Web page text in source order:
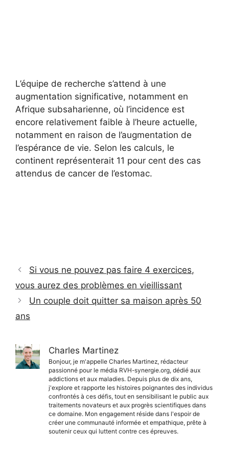
L’équipe de recherche s’attend à une
augmentation significative, notamment en
Afrique subsaharienne, où l’incidence est
encore relativement faible à l’heure actuelle,
notamment en raison de l’augmentation de
l’espérance de vie. Selon les calculs, le
continent représenterait 11 pour cent des cas
attendus de cancer de l’estomac.
Si vous ne pouvez pas faire 4 exercices,
vous aurez des problèmes en vieillissant
Un couple doit quitter sa maison après 50
ans
Charles Martinez
Bonjour, je m'appelle Charles Martinez, rédacteur
passionné pour le média RVH-synergie.org, dédié aux
addictions et aux maladies. Depuis plus de dix ans,
j'explore et rapporte les histoires poignantes des individus
confrontés à ces défis, tout en sensibilisant le public aux
traitements novateurs et aux progrès scientifiques dans
ce domaine. Mon engagement réside dans l'espoir de
créer une communauté informée et empathique, prête à
soutenir ceux qui luttent contre ces épreuves.